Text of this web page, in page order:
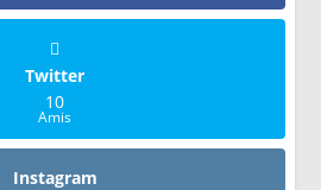
Twitter
10
Amis
Instagram